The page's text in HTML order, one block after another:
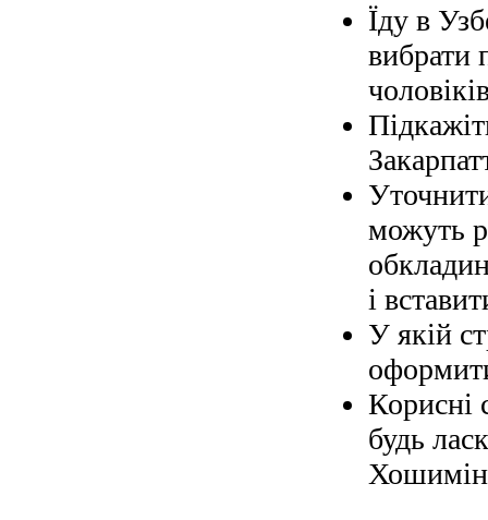
Їду в
вибрати
можуть
і
У якій
Корисні
будь